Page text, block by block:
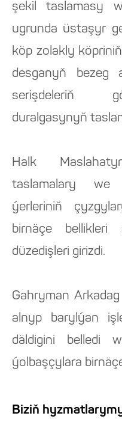
şekil taslamasy
ugrunda üstaşyr
köp zolakly
desganyň bezeg
serişdeleriň
duralgasynyň
Halk
taslamalary we
ýerleriniň
birnäçe bellikleri
düzedişleri girizdi.
Gahryman
alnyp barylýan
däldigini belledi
ýolbaşçylara
Biziň